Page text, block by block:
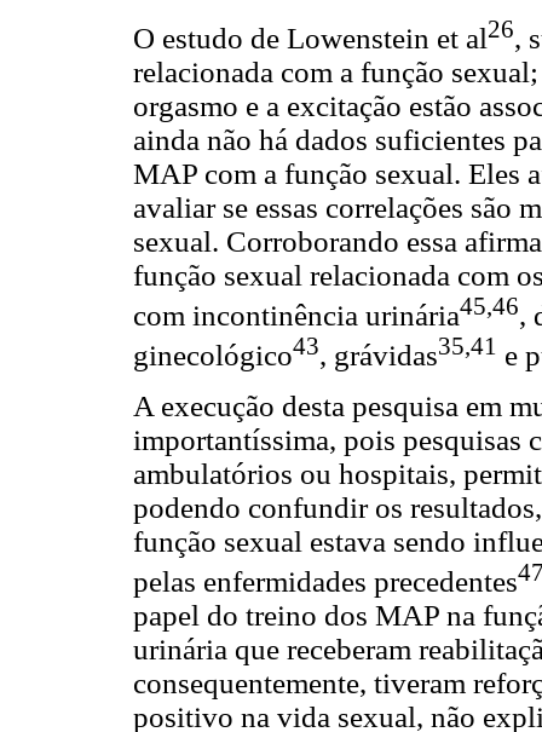
O estudo de Lowenstein et al26,
relacionada com a função
orgasmo e a excitação estão
ainda não há dados suficientes
MAP com a função sexual. Eles
avaliar se essas correlações são
sexual. Corroborando essa
função sexual relacionada com
com incontinência urinária45,46,
ginecológico43, grávidas35,41 e
A execução desta pesquisa em
importantíssima, pois pesquisas
ambulatórios ou hospitais,
podendo confundir os
função sexual estava sendo
pelas enfermidades precedentes
papel do treino dos MAP na
urinária que receberam
consequentemente, tiveram
positivo na vida sexual, não